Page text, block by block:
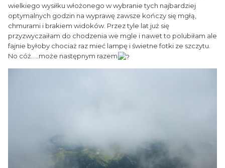
wielkiego wysiłku włożonego w wybranie tych najbardziej
optymalnych godzin na wyprawę zawsze kończy się mgłą,
chmurami i brakiem widoków. Przez tyle lat już się
przyzwyczaiłam do chodzenia we mgle i nawet to polubiłam ale
fajnie byłoby chociaż raz mieć lampę i świetne fotki ze szczytu.
No cóż.....może następnym razem